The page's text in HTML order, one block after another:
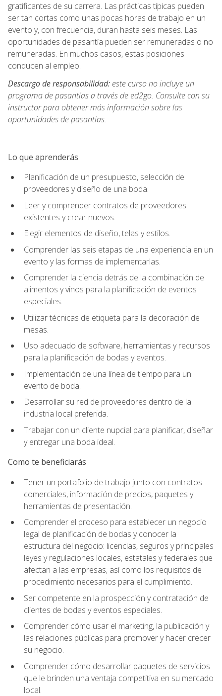
gratificantes de su carrera. Las prácticas típicas pueden
ser tan cortas como unas pocas horas de trabajo en un
evento y, con frecuencia, duran hasta seis meses. Las
oportunidades de pasantía pueden ser remuneradas o no
remuneradas. En muchos casos, estas posiciones
conducen al empleo.
Descargo de responsabilidad: este curso no incluye un
programa de pasantías a través de ed2go. Consulte con su
instructor para obtener más información sobre las
oportunidades de pasantías.
Lo que aprenderás
Planificación de un presupuesto, selección de
proveedores y diseño de una boda.
Leer y comprender contratos de proveedores
existentes y crear nuevos.
Elegir elementos de diseño, telas y estilos.
Comprender las seis etapas de una experiencia en un
evento y las formas de implementarlas.
Comprender la ciencia detrás de la combinación de
alimentos y vinos para la planificación de eventos
especiales.
Utilizar técnicas de etiqueta para la decoración de
mesas.
Uso adecuado de software, herramientas y recursos
para la planificación de bodas y eventos.
Implementación de una línea de tiempo para un
evento de boda.
Desarrollar su red de proveedores dentro de la
industria local preferida.
Trabajar con un cliente nupcial para planificar, diseñar
y entregar una boda ideal.
Como te beneficiarás
Tener un portafolio de trabajo junto con contratos
comerciales, información de precios, paquetes y
herramientas de presentación.
Comprender el proceso para establecer un negocio
legal de planificación de bodas y conocer la
estructura del negocio: licencias, seguros y principales
leyes y regulaciones locales, estatales y federales que
afectan a las empresas, así como los requisitos de
procedimiento necesarios para el cumplimiento.
Ser competente en la prospección y contratación de
clientes de bodas y eventos especiales.
Comprender cómo usar el marketing, la publicación y
las relaciones públicas para promover y hacer crecer
su negocio.
Comprender cómo desarrollar paquetes de servicios
que le brinden una ventaja competitiva en su mercado
local.